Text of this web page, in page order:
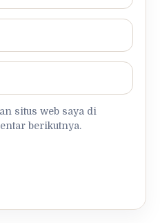
situs web saya di
berikutnya.